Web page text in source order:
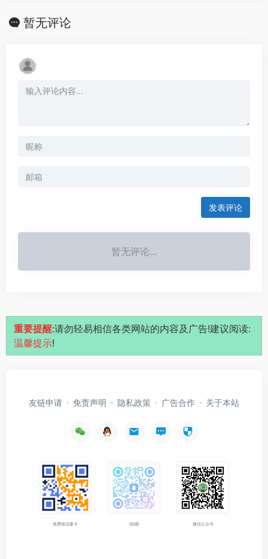
暂无评论
发表评论
暂无评论...
重要提醒:请勿轻易相信各类网站的内容及广告!建议阅读:
温馨提示!
友链申请 免责声明 隐私政策 广告合作 关于本站
免费领流量卡 QQ群 微信公众号